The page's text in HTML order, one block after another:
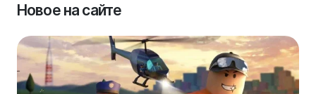
Новое на сайте